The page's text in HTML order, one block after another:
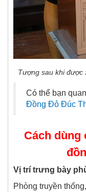
Tượng sau khi được
Có thể bạn
Đồng Đỏ Đúc
Cách
Vị trí trưng bày
Phòng truyền